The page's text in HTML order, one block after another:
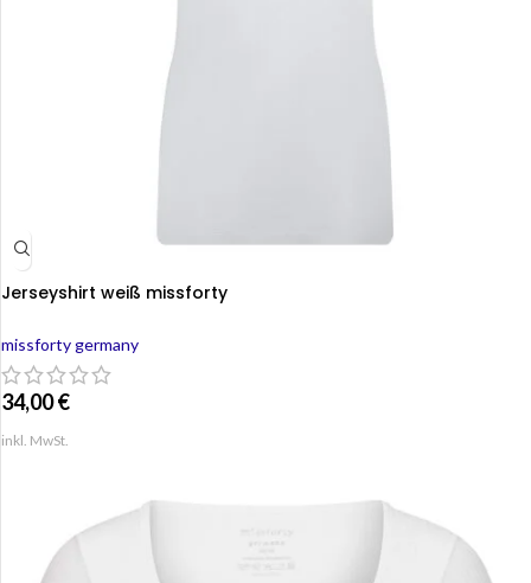
Jerseyshirt weiß missforty
missforty germany
34,00€
inkl. MwSt.